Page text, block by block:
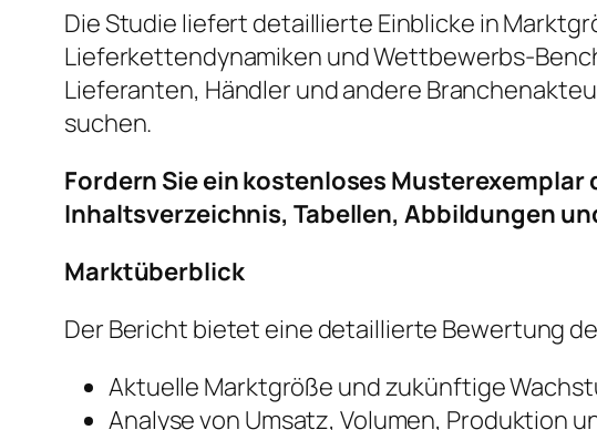
Die Studie liefert detaillierte Einblicke in
Lieferkettendynamiken und Wettbewerbs-
Lieferanten, Händler und andere
suchen.
Fordern Sie ein kostenloses
Inhaltsverzeichnis, Tabellen, Abbildungen
Marktüberblick
Der Bericht bietet eine detaillierte Bewertung
Aktuelle Marktgröße und zukünftige
Analyse von Umsatz, Volumen, Produktion